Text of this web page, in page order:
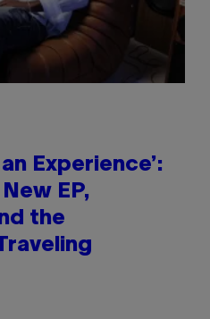
an Experience’:
EP,
the